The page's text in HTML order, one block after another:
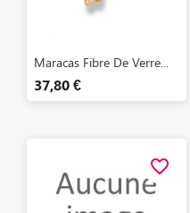
 Aperçu rapide
Maracas Fibre De Verre...
37,80 €
favorite_border